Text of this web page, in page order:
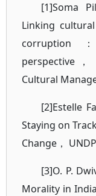
[1]Soma
Linking
corruption
perspective
Cultural
[2]Estelle
Staying on
Change，
[3]O. P.
Morality in